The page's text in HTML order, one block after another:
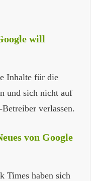
will
Inhalte für die
und sich nicht auf
verlassen.
von Google
Times haben sich